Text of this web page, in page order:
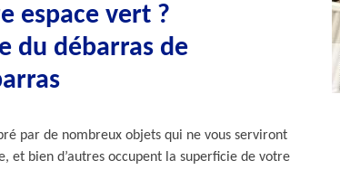
espace vert ?
du débarras de
par de nombreux objets qui ne vous serviront
bien d’autres occupent la superficie de votre